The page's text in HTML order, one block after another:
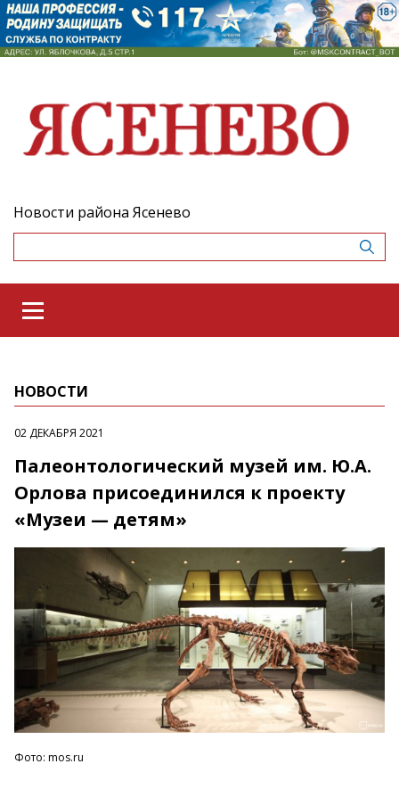
Новости района Ясенево
НОВОСТИ
02 ДЕКАБРЯ 2021
Палеонтологический музей им. Ю.А.
Орлова присоединился к проекту
«Музеи — детям»
Фото: mos.ru